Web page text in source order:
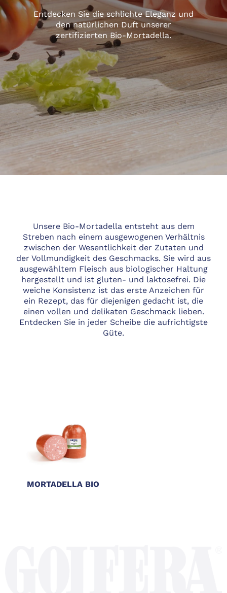
Entdecken Sie die schlichte Eleganz und
den natürlichen Duft unserer
zertifizierten Bio-Mortadella.
Unsere Bio-Mortadella entsteht aus dem
Streben nach einem ausgewogenen Verhältnis
zwischen der Wesentlichkeit der Zutaten und
der Vollmundigkeit des Geschmacks. Sie wird aus
ausgewähltem Fleisch aus biologischer Haltung
hergestellt und ist gluten- und laktosefrei. Die
weiche Konsistenz ist das erste Anzeichen für
ein Rezept, das für diejenigen gedacht ist, die
einen vollen und delikaten Geschmack lieben.
Entdecken Sie in jeder Scheibe die aufrichtigste
Güte.
MORTADELLA BIO